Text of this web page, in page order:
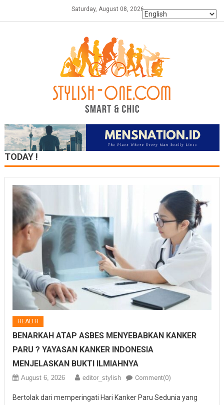
Saturday, August 08, 2026
TODAY !
HEALTH
BENARKAH ATAP ASBES MENYEBABKAN KANKER
PARU ? YAYASAN KANKER INDONESIA
MENJELASKAN BUKTI ILMIAHNYA
August 6, 2026 editor_stylish Comment(0)
Bertolak dari memperingati Hari Kanker Paru Sedunia yang